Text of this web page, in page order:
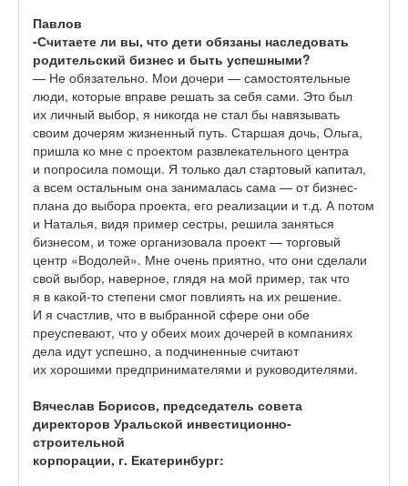
Павлов
-Считаете ли вы, что дети обязаны наследовать
родительский бизнес и быть успешными?
— Не обязательно. Мои дочери — самостоятельные
люди, которые вправе решать за себя сами. Это был
их личный выбор, я никогда не стал бы навязывать
своим дочерям жизненный путь. Старшая дочь, Ольга,
пришла ко мне с проектом развлекательного центра
и попросила помощи. Я только дал стартовый капитал,
а всем остальным она занималась сама — от бизнес-
плана до выбора проекта, его реализации и т.д. А потом
и Наталья, видя пример сестры, решила заняться
бизнесом, и тоже организовала проект — торговый
центр «Водолей». Мне очень приятно, что они сделали
свой выбор, наверное, глядя на мой пример, так что
я в какой-то степени смог повлиять на их решение.
И я счастлив, что в выбранной сфере они обе
преуспевают, что у обеих моих дочерей в компаниях
дела идут успешно, а подчиненные считают
их хорошими предпринимателями и руководителями.
Вячеслав Борисов, председатель совета
директоров Уральской инвестиционно-
строительной
корпорации, г. Екатеринбург: